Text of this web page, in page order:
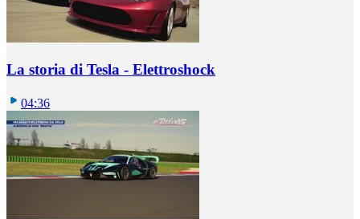
La storia di Tesla - Elettroshock
04:36